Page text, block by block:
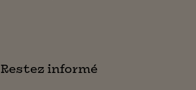
Restez informé